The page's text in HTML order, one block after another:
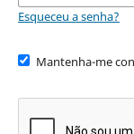
Esqueceu a senha?
Mantenha-me